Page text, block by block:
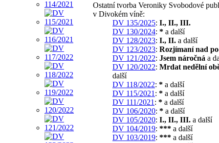
Ostatní tvorba Veroniky Svobodové
v Divokém víně:
DV 135/2025: I., II., III.
DV 130/2024: * a další
DV 128/2023: I., II. a další
DV 123/2023: Rozjímaní nad
DV 121/2022: Jsem náročná a
DV 120/2022: Mrdat nedělní
další
DV 118/2022: * a další
DV 115/2021 : * a další
DV 111/2021 : * a další
DV 106/2020: * a další
DV 105/2020: I., II., III. a další
DV 104/2019: *** a další
DV 103/2019: *** a další